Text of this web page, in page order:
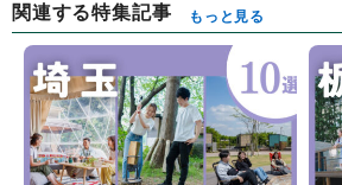
関連する特集記事 もっと見る